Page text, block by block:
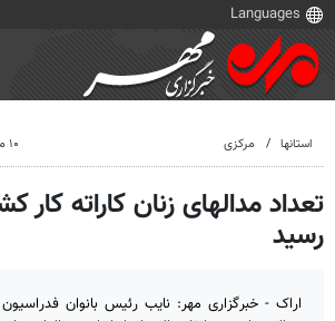
استانها مرکزی ۱۰ مرداد ۱۳۸۷، ۱۵:۰۹
رسید
اراک - خبرگزاری مهر: نایب رئیس بانوان